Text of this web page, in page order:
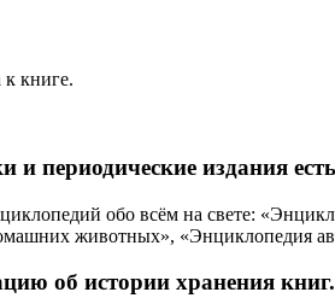
книге.
периодические издания
обо всём на свете:
животных», «Энциклопедия
об истории хранения книг.